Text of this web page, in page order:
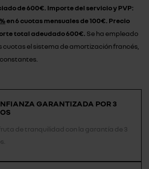
de 600€. Importe del servicio y PVP:
en 6 cuotas mensuales de 100€. Precio
total adeudado 600€. Se ha empleado
cuotas el sistema de amortización francés,
GARANTIZADA POR 3
de tranquilidad con la garantía de 3